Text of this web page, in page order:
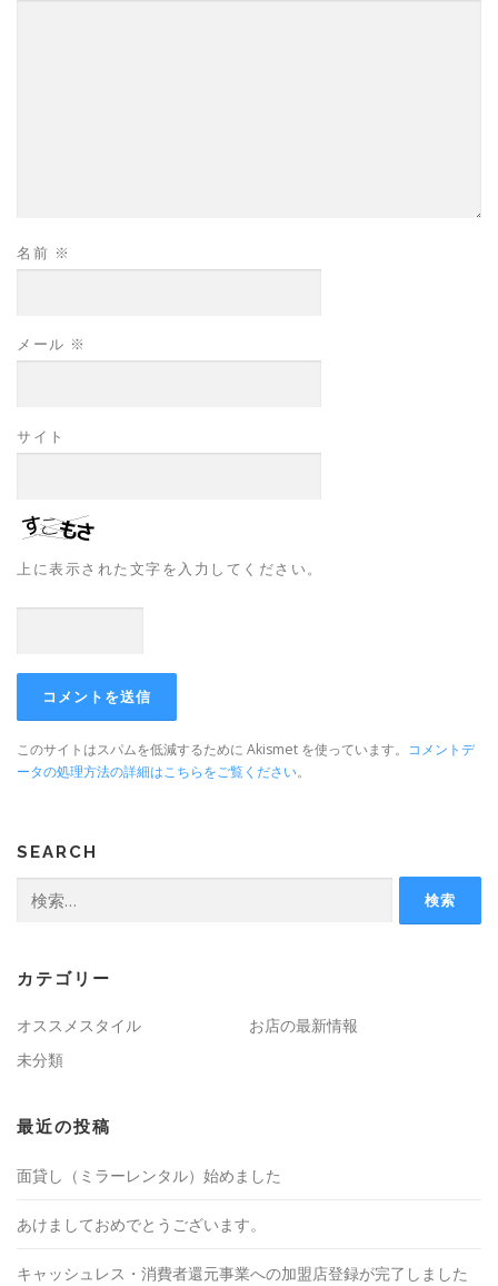
名前 ※
メール ※
サイト
上に表示された文字を入力してください。
このサイトはスパムを低減するために Akismet を使っています。 コメントデ
ータの処理方法の詳細はこちらをご覧ください。
SEARCH
索:
カテゴリー
オススメスタイル
お店の最新情報
未分類
最近の投稿
面貸し（ミラーレンタル）始めました
あけましておめでとうございます。
キャッシュレス・消費者還元事業への加盟店登録が完了しました